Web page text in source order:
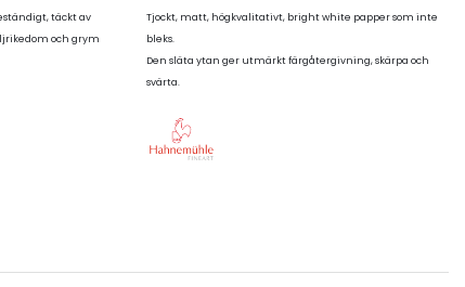
täckt av
och grym
Tjockt, matt, högkvalitativt, bright white papper som inte
bleks.
Den släta ytan ger utmärkt färgåtergivning, skärpa och
svärta.